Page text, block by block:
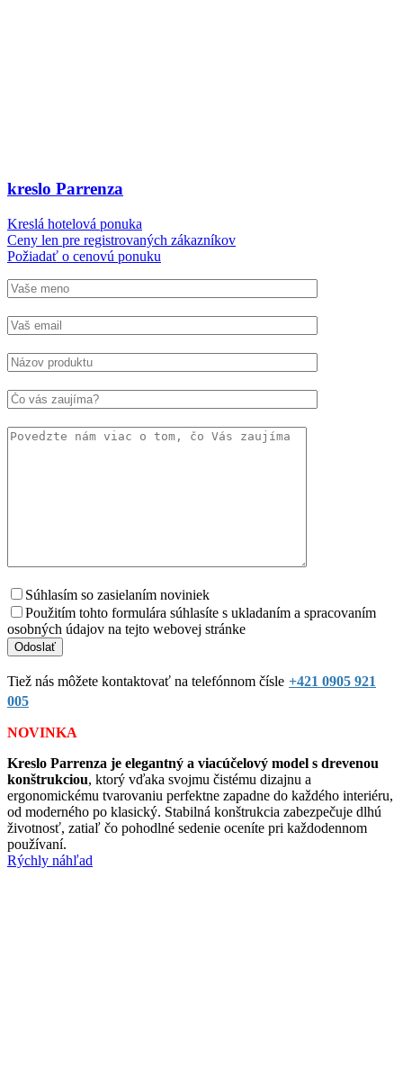
kreslo Parrenza
Kreslá hotelová ponuka
Ceny len pre registrovaných zákazníkov
Požiadať o cenovú ponuku
Súhlasím so zasielaním noviniek
Použitím tohto formulára súhlasíte s ukladaním a spracovaním
osobných údajov na tejto webovej stránke
Tiež nás môžete kontaktovať na telefónnom čísle +421 0905 921
005
NOVINKA
Kreslo Parrenza je elegantný a viacúčelový model s drevenou
konštrukciou, ktorý vďaka svojmu čistému dizajnu a
ergonomickému tvarovaniu perfektne zapadne do každého interiéru,
od moderného po klasický. Stabilná konštrukcia zabezpečuje dlhú
životnosť, zatiaľ čo pohodlné sedenie oceníte pri každodennom
používaní.
Rýchly náhľad